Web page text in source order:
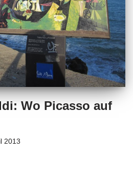
Wo Picasso auf
2013